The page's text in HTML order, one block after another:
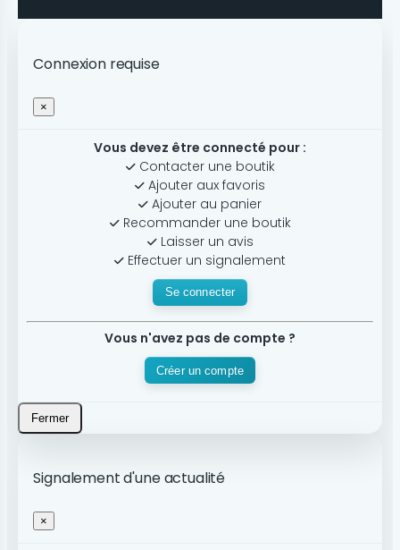
Connexion requise
×
Vous devez être connecté pour :
Contacter une boutik
Ajouter aux favoris
Ajouter au panier
Recommander une boutik
Laisser un avis
Effectuer un signalement
Se connecter
Vous n'avez pas de compte ?
Créer un compte
Fermer
Signalement d'une actualité
×